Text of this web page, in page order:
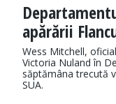
apărării
Wess Mitchell,
Victoria Nuland în
săptămâna trecută
SUA.